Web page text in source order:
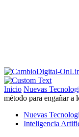
Inicio Nuevas
método para engañar a
Nuevas
Inteligencia